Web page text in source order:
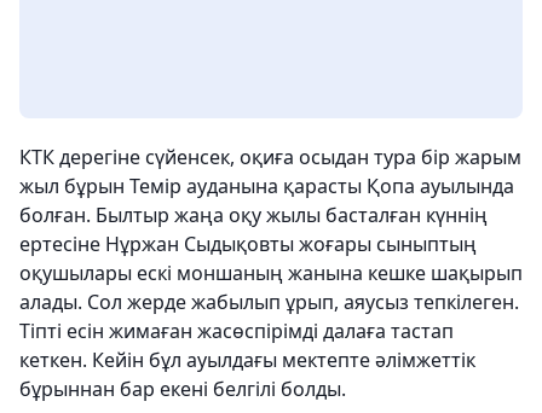
КТК дерегіне сүйенсек, оқиға осыдан тура бір жарым
жыл бұрын Темір ауданына қарасты Қопа ауылында
болған. Былтыр жаңа оқу жылы басталған күннің
ертесіне Нұржан Сыдықовты жоғары сыныптың
оқушылары ескі моншаның жанына кешке шақырып
алады. Сол жерде жабылып ұрып, аяусыз тепкілеген.
Тіпті есін жимаған жасөспірімді далаға тастап
кеткен. Кейін бұл ауылдағы мектепте әлімжеттік
бұрыннан бар екені белгілі болды.